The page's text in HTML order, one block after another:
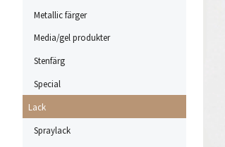
Metallic färger
Media/gel produkter
Stenfärg
Special
Lack
Spraylack